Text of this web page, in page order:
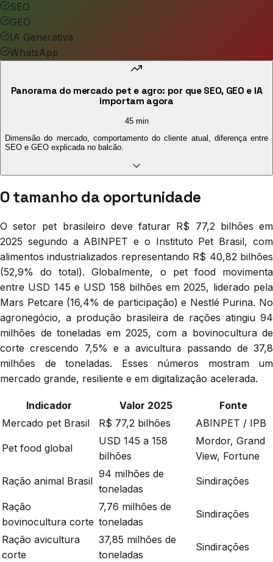
SEO
GEO
IA Generativa
WhatsApp
Panorama do mercado pet e agro: por que SEO, GEO e IA
importam agora
45 min
Dimensão do mercado, comportamento do cliente atual, diferença entre
SEO e GEO explicada no balcão.
O tamanho da oportunidade
O setor pet brasileiro deve faturar R$ 77,2 bilhões em
2025 segundo a ABINPET e o Instituto Pet Brasil, com
alimentos industrializados representando R$ 40,82 bilhões
(52,9% do total). Globalmente, o pet food movimenta
entre USD 145 e USD 158 bilhões em 2025, liderado pela
Mars Petcare (16,4% de participação) e Nestlé Purina. No
agronegócio, a produção brasileira de rações atingiu 94
milhões de toneladas em 2025, com a bovinocultura de
corte crescendo 7,5% e a avicultura passando de 37,8
milhões de toneladas. Esses números mostram um
mercado grande, resiliente e em digitalização acelerada.
Indicador Valor 2025
Fonte
Mercado pet Brasil
R$ 77,2 bilhões ABINPET / IPB
Pet food global
USD 145 a 158
bilhões
Mordor, Grand
View, Fortune
Ração animal Brasil
94 milhões de
toneladas
Sindirações
Ração
bovinocultura corte
7,76 milhões de
toneladas
Sindirações
Ração avicultura
corte
37,85 milhões de
toneladas
Sindirações